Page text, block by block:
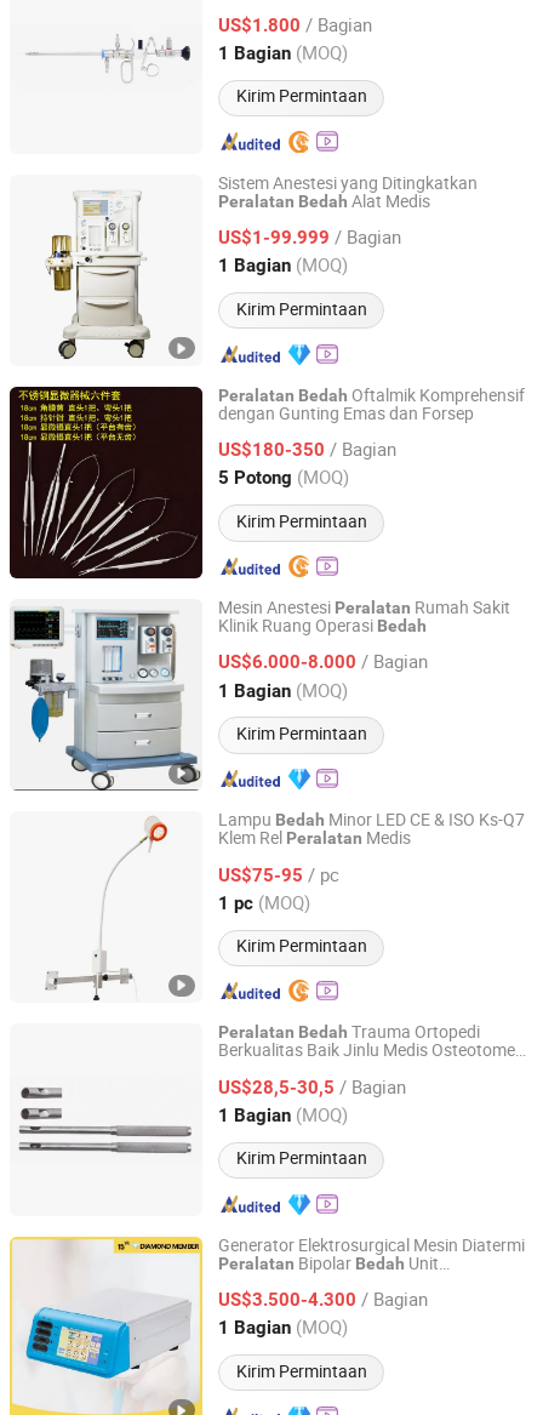
US$1.800 / Bagian
1 Bagian (MOQ)
Kirim Permintaan
Zhejiang, China Harga mulai 2012
Sistem Anestesi yang Ditingkatkan
Peralatan Bedah Alat Medis
US$1-99.999 / Bagian
1 Bagian (MOQ)
Kirim Permintaan
Nanjing Chenwei Medical Equipment Co., Ltd.
Jiangsu, China Harga mulai 2011
Peralatan Bedah Oftalmik Komprehensif
dengan Gunting Emas dan Forsep
US$180-350 / Bagian
5 Potong (MOQ)
Kirim Permintaan
Hangzhou Bella Medical Instruments Trading Co., Ltd.
Zhejiang, China Harga mulai 2025
Mesin Anestesi Peralatan Rumah Sakit
Klinik Ruang Operasi Bedah
US$6.000-8.000 / Bagian
1 Bagian (MOQ)
Kirim Permintaan
Guangzhou Herun Bio-Pharm Co., Ltd.
Guangdong, China Harga mulai 2024
Lampu Bedah Minor LED CE & ISO Ks-Q7
Klem Rel Peralatan Medis
US$75-95 / pc
1 pc (MOQ)
Kirim Permintaan
Shantou Easywell Electronic Technologies Co., Ltd.
Guangdong, China Harga mulai 2016
Peralatan Bedah Trauma Ortopedi
Berkualitas Baik Jinlu Medis Osteotome
US$28,5-30,5 / Bagian
1 Bagian (MOQ)
Kirim Permintaan
Jiangsu Jinlu Group Medical Device Co., Ltd.
Jiangsu, China Harga mulai 2014
Generator Elektrosurgical Mesin Diatermi
Peralatan Bipolar Bedah Unit
US$3.500-4.300 / Bagian
1 Bagian (MOQ)
Kirim Permintaan
Suzhou Thriving Medical Equipment Corp.
Jiangsu, China Harga mulai 2009